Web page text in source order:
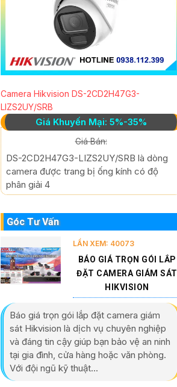
Camera Hikvision DS-2CD2H47G3-
LIZS2UY/SRB
Giá Khuyến Mại: 5%-35%
Giá Bán:
DS-2CD2H47G3-LIZS2UY/SRB là dòng
camera được trang bị ống kính có độ
phân giải 4
Góc Tư Vấn
LẦN XEM: 40073
BÁO GIÁ TRỌN GÓI LẮP
ĐẶT CAMERA GIÁM SÁT
HIKVISION
Báo giá trọn gói lắp đặt camera giám
sát Hikvision là dịch vụ chuyên nghiệp
và đáng tin cậy giúp bạn bảo vệ an ninh
tại gia đình, cửa hàng hoặc văn phòng.
Với đội ngũ kỹ thuật...